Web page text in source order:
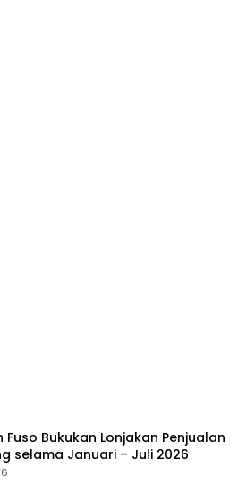
Fuso Bukukan Lonjakan Penjualan
selama Januari – Juli 2026